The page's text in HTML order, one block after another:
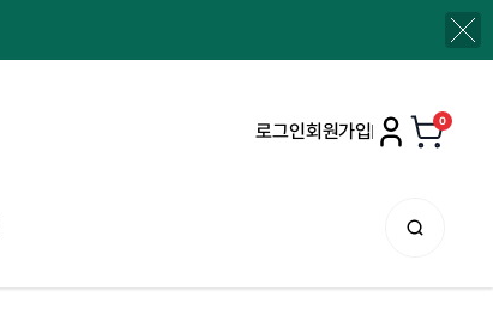
로그인회원가입 0